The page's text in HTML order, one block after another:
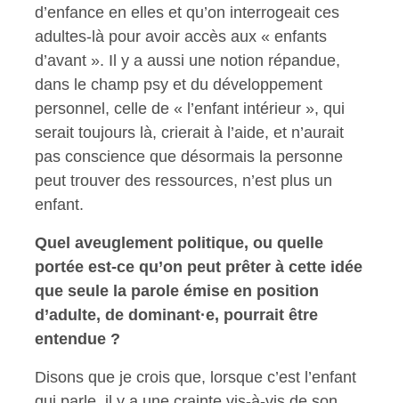
d’enfance en elles et qu’on interrogeait ces
adultes-là pour avoir accès aux « enfants
d’avant ». Il y a aussi une notion répandue,
dans le champ psy et du développement
personnel, celle de « l’enfant intérieur », qui
serait toujours là, crierait à l’aide, et n’aurait
pas conscience que désormais la personne
peut trouver des ressources, n’est plus un
enfant.
Quel aveuglement politique, ou quelle
portée est-ce qu’on peut prêter à cette idée
que seule la parole émise en position
d’adulte, de dominant·e, pourrait être
entendue ?
Disons que je crois que, lorsque c’est l’enfant